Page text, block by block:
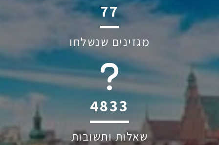
150
מגזינים שנשלחו
6045
שאלות ותשובות